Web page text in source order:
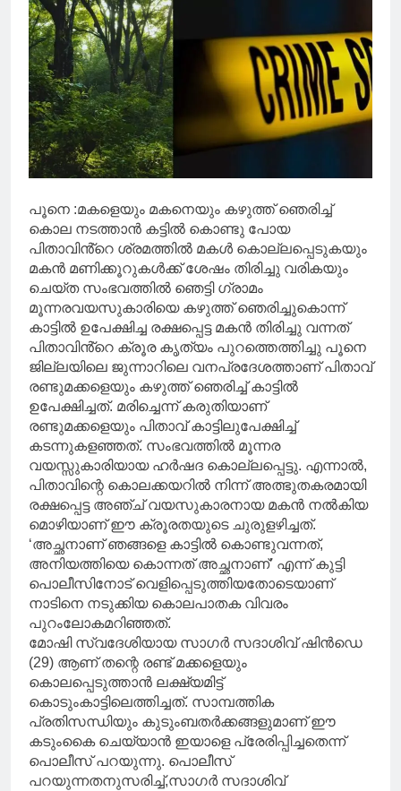
പൂനെ :മകളെയും മകനെയും കഴുത്ത് ഞെരിച്ച്
കൊല നടത്താൻ കട്ടിൽ കൊണ്ടു പോയ
പിതാവിൻ്റെ ശ്രമത്തിൽ മകൾ കൊല്ലപ്പെടുകയും
മകൻ മണിക്കൂറുകൾക്ക് ശേഷം തിരിച്ചു വരികയും
ചെയ്ത സംഭവത്തിൽ ഞെട്ടി ഗ്രാമം
മൂന്നരവയസുകാരിയെ കഴുത്ത് ഞെരിച്ചുകൊന്ന്
കാട്ടില്‍ ഉപേക്ഷിച്ച രക്ഷപ്പെട്ട മകൻ തിരിച്ചു വന്നത്
പിതാവിൻ്റെ ക്രൂര കൃത്യം പുറത്തെത്തിച്ചു പൂനെ
ജില്ലയിലെ ജുന്നാറിലെ വനപ്രദേശത്താണ് പിതാവ്
രണ്ടുമക്കളെയും കഴുത്ത് ഞെരിച്ച് കാട്ടില്‍
ഉപേക്ഷിച്ചത്. മരിച്ചെന്ന് കരുതിയാണ്
രണ്ടുമക്കളെയും പിതാവ് കാട്ടിലുപേക്ഷിച്ച്
കടന്നുകളഞ്ഞത്. സംഭവത്തില്‍ മൂന്നര
വയസ്സുകാരിയായ ഹർഷദ കൊല്ലപ്പെട്ടു. എന്നാൽ,
പിതാവിന്റെ കൊലക്കയറിൽ നിന്ന് അത്ഭുതകരമായി
രക്ഷപ്പെട്ട അഞ്ച് വയസുകാരനായ മകൻ നൽകിയ
മൊഴിയാണ് ഈ ക്രൂരതയുടെ ചുരുളഴിച്ചത്.
‘അച്ഛനാണ് ഞങ്ങളെ കാട്ടിൽ കൊണ്ടുവന്നത്,
അനിയത്തിയെ കൊന്നത് അച്ഛനാണ്’ എന്ന് കുട്ടി
പൊലീസിനോട് വെളിപ്പെടുത്തിയതോടെയാണ്
നാടിനെ നടുക്കിയ കൊലപാതക വിവരം
പുറംലോകമറിഞ്ഞത്.
മോഷി സ്വദേശിയായ സാഗർ സദാശിവ് ഷിൻഡെ
(29) ആണ് തന്റെ രണ്ട് മക്കളെയും
കൊലപ്പെടുത്താൻ ലക്ഷ്യമിട്ട്
കൊടുംകാട്ടിലെത്തിച്ചത്. സാമ്പത്തിക
പ്രതിസന്ധിയും കുടുംബതർക്കങ്ങളുമാണ് ഈ
കടുംകൈ ചെയ്യാൻ ഇയാളെ പ്രേരിപ്പിച്ചതെന്ന്
പൊലീസ് പറയുന്നു. പൊലീസ്
പറയുന്നതനുസരിച്ച്,സാഗർ സദാശിവ്